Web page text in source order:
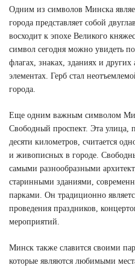
Одним из символов Минска
города представляет собой
восходит к эпохе Великого
символ сегодня можно увидеть
флагах, знаках, зданиях и других
элементах. Герб стал
города.
Еще одним важным символом
Свободный проспект. Эта улица,
десяти километров, считается
и живописных в городе.
самыми разнообразными
старинными зданиями,
парками. Он традиционно
проведения праздников,
мероприятий.
Минск также славится своими
которые являются любимыми